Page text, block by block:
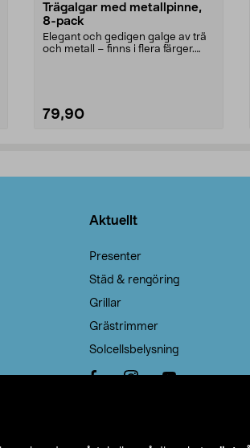
Trägalgar med metallpinne,
8-pack
Elegant och gedigen galge av trä
och metall – finns i flera färger.
79,90
Aktuellt
Presenter
Städ & rengöring
Grillar
Grästrimmer
Solcellsbelysning